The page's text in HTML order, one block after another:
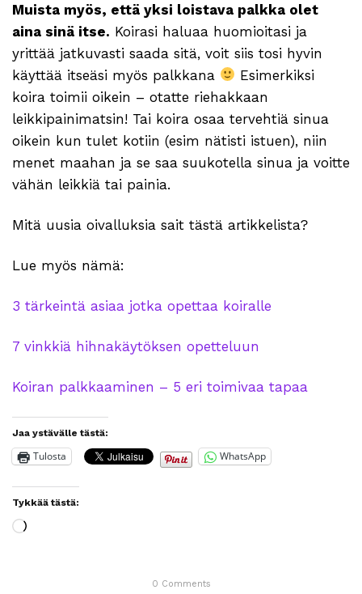
Muista myös, että yksi loistava palkka olet
aina sinä itse. Koirasi haluaa huomioitasi ja
yrittää jatkuvasti saada sitä, voit siis tosi hyvin
käyttää itseäsi myös palkkana
Esimerkiksi
koira toimii oikein – otatte riehakkaan
leikkipainimatsin! Tai koira osaa tervehtiä sinua
oikein kun tulet kotiin (esim nätisti istuen), niin
menet maahan ja se saa suukotella sinua ja voitte
vähän leikkiä tai painia.
Mitä uusia oivalluksia sait tästä artikkelista?
Lue myös nämä:
3 tärkeintä asiaa jotka opettaa koiralle
7 vinkkiä hihnakäytöksen opetteluun
Koiran palkkaaminen – 5 eri toimivaa tapaa
Jaa ystävälle tästä:
Tulosta WhatsApp
Tykkää tästä:
Loading…
0 Comments